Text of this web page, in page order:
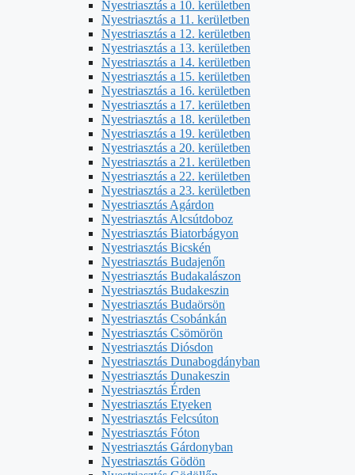
Nyestriasztás a 10. kerületben
Nyestriasztás a 11. kerületben
Nyestriasztás a 12. kerületben
Nyestriasztás a 13. kerületben
Nyestriasztás a 14. kerületben
Nyestriasztás a 15. kerületben
Nyestriasztás a 16. kerületben
Nyestriasztás a 17. kerületben
Nyestriasztás a 18. kerületben
Nyestriasztás a 19. kerületben
Nyestriasztás a 20. kerületben
Nyestriasztás a 21. kerületben
Nyestriasztás a 22. kerületben
Nyestriasztás a 23. kerületben
Nyestriasztás Agárdon
Nyestriasztás Alcsútdoboz
Nyestriasztás Biatorbágyon
Nyestriasztás Bicskén
Nyestriasztás Budajenőn
Nyestriasztás Budakalászon
Nyestriasztás Budakeszin
Nyestriasztás Budaörsön
Nyestriasztás Csobánkán
Nyestriasztás Csömörön
Nyestriasztás Diósdon
Nyestriasztás Dunabogdányban
Nyestriasztás Dunakeszin
Nyestriasztás Érden
Nyestriasztás Etyeken
Nyestriasztás Felcsúton
Nyestriasztás Fóton
Nyestriasztás Gárdonyban
Nyestriasztás Gödön